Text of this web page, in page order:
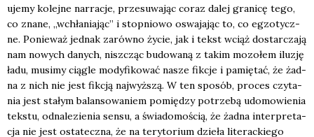
uje­my kolej­ne nar­ra­cje, prze­su­wa­jąc coraz dalej gra­ni­cę tego,
co zna­ne, „wchła­nia­jąc” i stop­nio­wo oswa­ja­jąc to, co egzo­tycz­
ne. Ponie­waż jed­nak zarów­no życie, jak i tekst wciąż dostar­cza­ją
nam nowych danych, nisz­cząc budo­wa­ną z takim mozo­łem ilu­zję
ładu, musi­my cią­gle mody­fi­ko­wać nasze fik­cje i pamię­tać, że żad­
na z nich nie jest fik­cją naj­wyż­szą. W ten spo­sób, pro­ces czy­ta­
nia jest sta­łym balan­so­wa­niem pomię­dzy potrze­bą udo­mo­wie­nia
tek­stu, odna­le­zie­nia sen­su, a świa­do­mo­ścią, że żad­na inter­pre­ta­
cja nie jest osta­tecz­na, że na tery­to­rium dzie­ła lite­rac­kie­go